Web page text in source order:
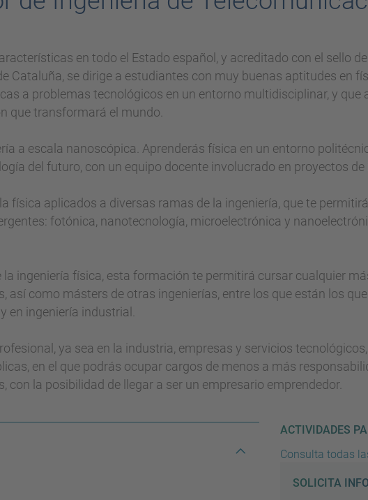
en todo el Estado español, y acreditado con el sello
Cataluña, se dirige a estudiantes con muy buenas aptitudes en
a problemas tecnológicos en un entorno multidisciplinar, y que
que transformará el mundo.
a escala nanoscópica. Aprenderás física en un entorno
del futuro, con un equipo docente involucrado en proyectos
física aplicados a diversas ramas de la ingeniería, que te
fotónica, nanotecnología, microelectrónica y
ingeniería física, esta formación te permitirá cursar cualquier
así como másters de otras ingenierías, entre los que están los
en ingeniería industrial.
ya sea en la industria, empresas y servicios
en el que podrás ocupar cargos de menos a más
con la posibilidad de llegar a ser un empresario emprendedor.
ACTIVIDADES
Consulta todas
SOLICITA